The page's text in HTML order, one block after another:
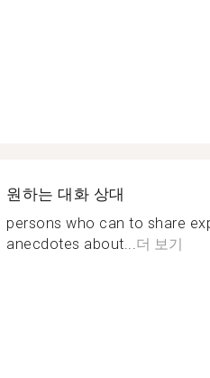
원하는 대화 상대
persons who can to share
anecdotes about...더 보기